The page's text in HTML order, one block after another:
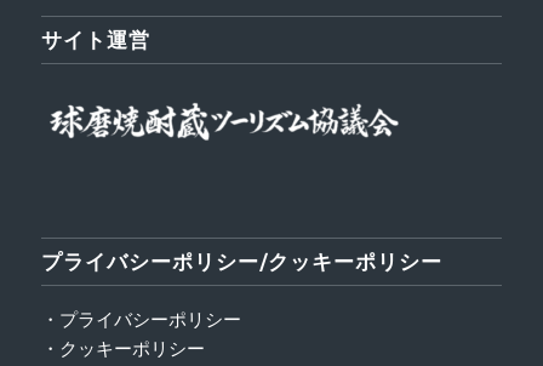
サイト運営
プライバシーポリシー/クッキーポリシー
・プライバシーポリシー
・クッキーポリシー